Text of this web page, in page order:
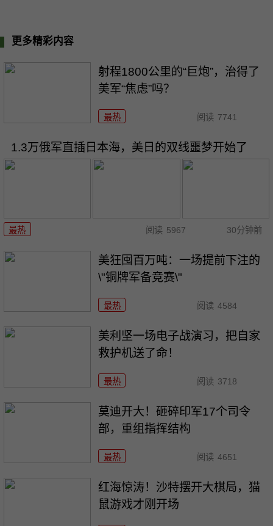
更多精彩内容
射程1800公里的“巨炮”，治得了
美军“焦虑”吗？
最热 阅读 7741
1.3万俄军直插日本海，美日的双线噩梦开始了
最热 阅读 5967 30分钟前
美狂囤百万吨：一场提前下注的
\"铜牌军备竞赛\"
最热 阅读 4584
美利坚一场电子战演习，把自家
救护机送了命！
最热 阅读 3718
莫迪开大！砸碎印军17个司令
部，重组指挥结构
最热 阅读 4651
红海惊涛！沙特摆开大棋局，猫
鼠游戏才刚开场